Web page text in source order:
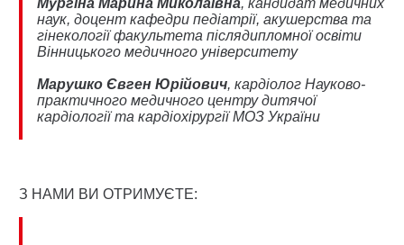
Мургіна Марина Миколаївна, кандидат медичних
наук, доцент кафедри педіатрії, акушерства та
гінекології факультета післядипломної освіти
Вінницького медичного університету
Марушко Євген Юрійович, кардіолог Науково-
практичного медичного центру дитячої
кардіології та кардіохірургії МОЗ України
З НАМИ ВИ ОТРИМУЄТЕ: